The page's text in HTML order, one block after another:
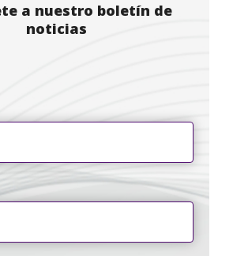
a nuestro boletín de
noticias